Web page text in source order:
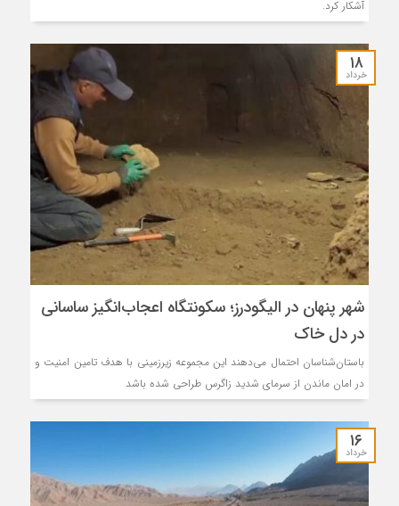
آشکار کرد.
۱۸
خرداد
شهر پنهان در الیگودرز؛ سکونتگاه اعجاب‌انگیز ساسانی
در دل خاک
باستان‌شناسان احتمال می‌دهند این مجموعه زیرزمینی با هدف تامین امنیت و
در امان ماندن از سرمای شدید زاگرس طراحی شده باشد
۱۶
خرداد